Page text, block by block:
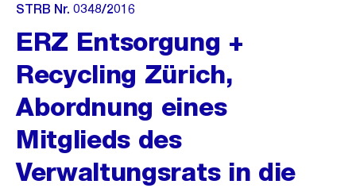
STRB Nr. 0348/2016
ERZ Entsorgung +
Recycling Zürich,
Abordnung eines
Mitglieds des
Verwaltungsrats in die